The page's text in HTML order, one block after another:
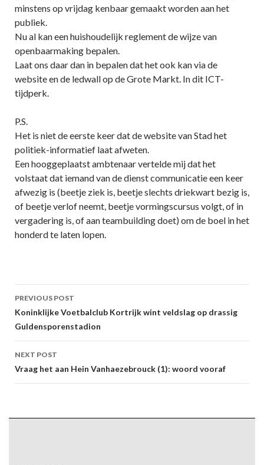
minstens op vrijdag kenbaar gemaakt worden aan het
publiek.
Nu al kan een huishoudelijk reglement de wijze van
openbaarmaking bepalen.
Laat ons daar dan in bepalen dat het ook kan via de
website en de ledwall op de Grote Markt. In dit ICT-
tijdperk.
P.S.
Het is niet de eerste keer dat de website van Stad het
politiek-informatief laat afweten.
Een hooggeplaatst ambtenaar vertelde mij dat het
volstaat dat iemand van de dienst communicatie een keer
afwezig is (beetje ziek is, beetje slechts driekwart bezig is,
of beetje verlof neemt, beetje vormingscursus volgt, of in
vergadering is, of aan teambuilding doet) om de boel in het
honderd te laten lopen.
Post
navigation
PREVIOUS POST
Koninklijke Voetbalclub Kortrijk wint veldslag op drassig
Guldensporenstadion
NEXT POST
Vraag het aan Hein Vanhaezebrouck (1): woord vooraf